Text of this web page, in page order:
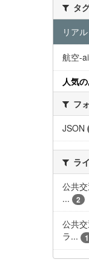
タ
リア
航空-
人気
フ
JSON
ラ
公共
...
2
公共
ラ...
1